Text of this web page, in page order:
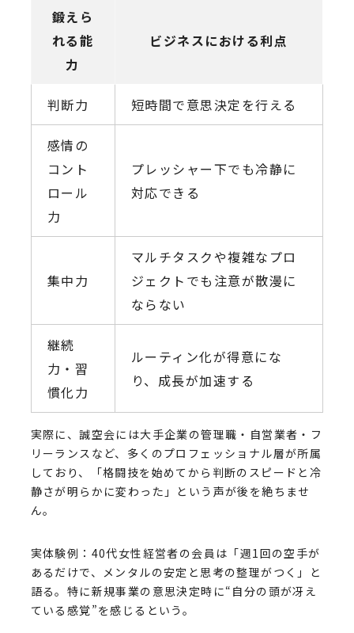
鍛えら
れる能
力
ビジネスにおける利点
判断力 短時間で意思決定を行える
感情の
コント
ロール
力
プレッシャー下でも冷静に
対応できる
集中力
マルチタスクや複雑なプロ
ジェクトでも注意が散漫に
ならない
継続
力・習
慣化力
ルーティン化が得意にな
り、成長が加速する
実際に、誠空会には大手企業の管理職・自営業者・フ
リーランスなど、多くのプロフェッショナル層が所属
しており、「格闘技を始めてから判断のスピードと冷
静さが明らかに変わった」という声が後を絶ちませ
ん。
実体験例：40代女性経営者の会員は「週1回の空手が
あるだけで、メンタルの安定と思考の整理がつく」と
語る。特に新規事業の意思決定時に“自分の頭が冴え
ている感覚”を感じるという。